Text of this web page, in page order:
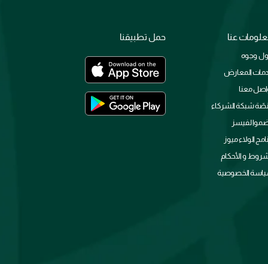
عنا
وجوه
المعارض
معنا
شبكة الشركاء
لفيسز
الولاء ميوز
و الأحكام
الخصوصية
حمل تطبيقنا